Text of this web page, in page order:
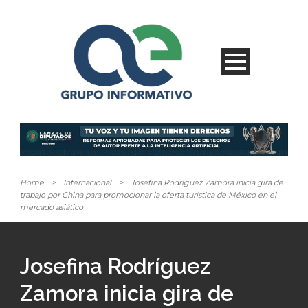
Home > Internacional >
Josefina Rodríguez Zamora inicia gira de
trabajo por China para promocionar la oferta turística de México en el
mercado asiático
Josefina Rodríguez
Zamora inicia gira de